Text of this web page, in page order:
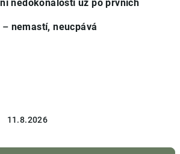
nedokonalostí už po prvních
– nemastí, neucpává
11.8.2026